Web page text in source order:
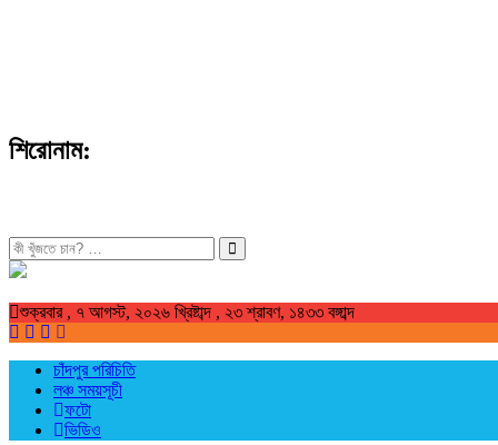
শিরোনাম:
শুক্রবার , ৭ আগস্ট, ২০২৬ খ্রিষ্টাব্দ , ২৩ শ্রাবণ, ১৪৩৩ বঙ্গাব্দ
চাঁদপুর পরিচিতি
লঞ্চ সময়সূচী
ফটো
ভিডিও